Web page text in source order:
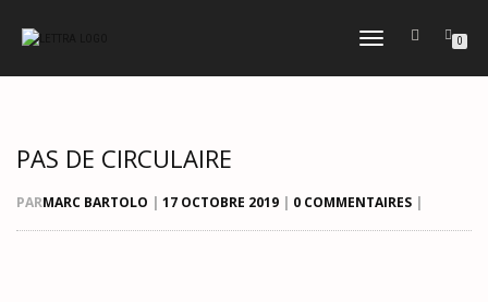
DÉPLIER
NAVIGATION
0
PAS DE CIRCULAIRE
PARMARC BARTOLO | 17 OCTOBRE 2019 | 0 COMMENTAIRES |